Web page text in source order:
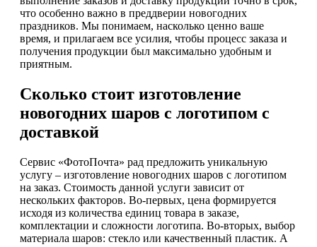
что особенно важно в преддверии новогодних
праздников. Мы понимаем, насколько ценно ваше
время, и прилагаем все усилия, чтобы процесс заказа и
получения продукции был максимально удобным и
приятным.
Сколько стоит изготовление
новогодних шаров с логотипом с
доставкой
Сервис «ФотоПочта» рад предложить уникальную
услугу – изготовление новогодних шаров с логотипом
на заказ. Стоимость данной услуги зависит от
нескольких факторов. Во-первых, цена формируется
исходя из количества единиц товара в заказе,
комплектации и сложности логотипа. Во-вторых, выбор
материала шаров: стекло или качественный пластик. А